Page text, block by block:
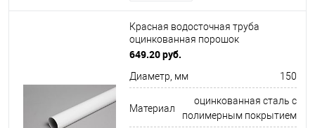
Красная водосточная труба
оцинкованная порошок
ф150х1250мм RAL 3000
649.20 руб.
Диаметр, мм 150
Материал
оцинкованная сталь с
полимерным покрытием